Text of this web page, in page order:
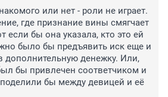
или нет - роли не играет.
где признание вины смягчает
если бы она указала, кто это ей
было бы предъявить иск еще и
дополнительную денежку. Или,
бы привлечен соответчиком и
поделили бы между девицей и её